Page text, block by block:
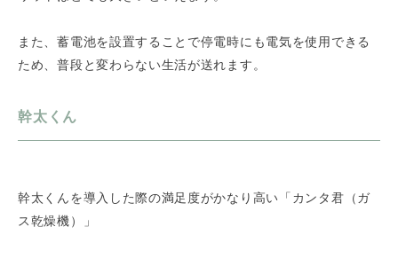
また、蓄電池を設置することで停電時にも電気を使用できる
ため、普段と変わらない生活が送れます。
幹太くん
幹太くんを導入した際の満足度がかなり高い「カンタ君（ガ
ス乾燥機）」